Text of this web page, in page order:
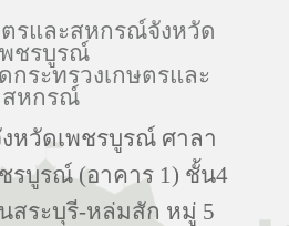
รและสหกรณ์จังหวัด
พชรบูรณ์
ระทรวงเกษตรและ
สหกรณ์
หวัดเพชรบูรณ์ ศาลา
รบูรณ์ (อาคาร 1) ชั้น4
สระบุรี-หล่มสัก หมู่ 5